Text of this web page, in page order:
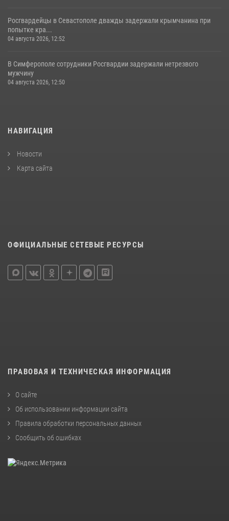
Росгвардейцы в Севастополе дважды задержали крымчанина при
попытке кра...
04 августа 2026, 12:52
В Симферополе сотрудники Росгвардии задержали нетрезвого
мужчину
04 августа 2026, 12:50
НАВИГАЦИЯ
Новости
Карта сайта
ОФИЦИАЛЬНЫЕ СЕТЕВЫЕ РЕСУРСЫ
ПРАВОВАЯ И ТЕХНИЧЕСКАЯ ИНФОРМАЦИЯ
О сайте
Об использовании информации сайта
Правила обработки персональных данных
Сообщить об ошибках